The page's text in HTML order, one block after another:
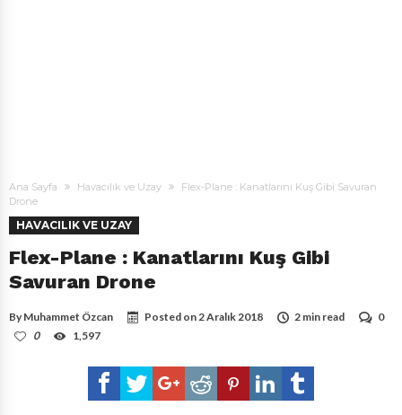
Ana Sayfa Havacılık ve Uzay
Flex-Plane : Kanatlarını Kuş Gibi Savuran
Drone
HAVACILIK VE UZAY
Flex-Plane : Kanatlarını Kuş Gibi
Savuran Drone
By Muhammet Özcan Posted on2 Aralık 2018 2 min read
0
0
1,597